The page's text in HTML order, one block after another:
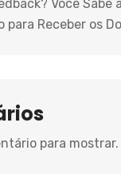
Você Sabe
para Receber os
para mostrar.